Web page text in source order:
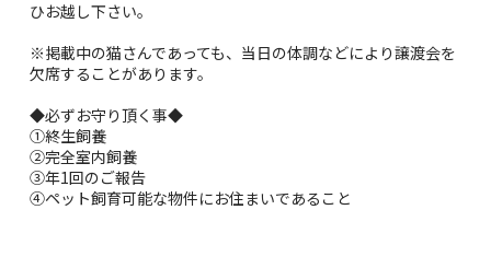
ひお越し下さい。
※掲載中の猫さんであっても、当日の体調などにより譲渡会を
欠席することがあります。
◆必ずお守り頂く事◆
①終生飼養
②完全室内飼養
③年1回のご報告
④ペット飼育可能な物件にお住まいであること